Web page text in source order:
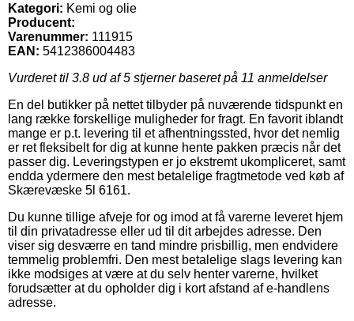
Kategori: Kemi og olie
Producent:
Varenummer: 111915
EAN: 5412386004483
Vurderet til 3.8 ud af 5 stjerner baseret på 11 anmeldelser
En del butikker på nettet tilbyder på nuværende tidspunkt en
lang række forskellige muligheder for fragt. En favorit iblandt
mange er p.t. levering til et afhentningssted, hvor det nemlig
er ret fleksibelt for dig at kunne hente pakken præcis når det
passer dig. Leveringstypen er jo ekstremt ukompliceret, samt
endda ydermere den mest betalelige fragtmetode ved køb af
Skærevæske 5l 6161.
Du kunne tillige afveje for og imod at få varerne leveret hjem
til din privatadresse eller ud til dit arbejdes adresse. Den
viser sig desværre en tand mindre prisbillig, men endvidere
temmelig problemfri. Den mest betalelige slags levering kan
ikke modsiges at være at du selv henter varerne, hvilket
forudsætter at du opholder dig i kort afstand af e-handlens
adresse.